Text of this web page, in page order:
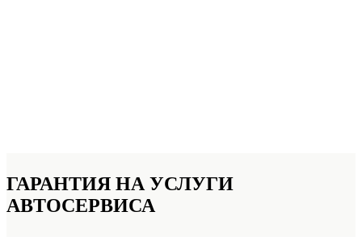
ГАРАНТИЯ НА УСЛУГИ
АВТОСЕРВИСА